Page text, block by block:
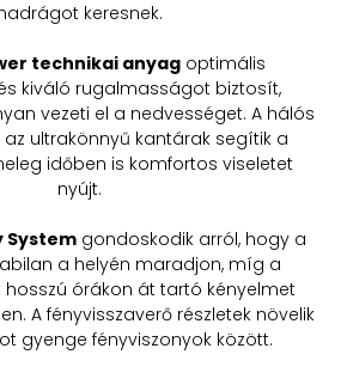
keresnek.
technikai anyag optimális
kiváló rugalmasságot biztosít,
vezeti el a nedvességet. A hálós
ultrakönnyű kantárak segítik a
időben is komfortos viseletet
nyújt.
Systemgondoskodik arról, hogy a
a helyén maradjon, míg a
órákon át tartó kényelmet
A fényvisszaverő részletek növelik
gyenge fényviszonyok között.